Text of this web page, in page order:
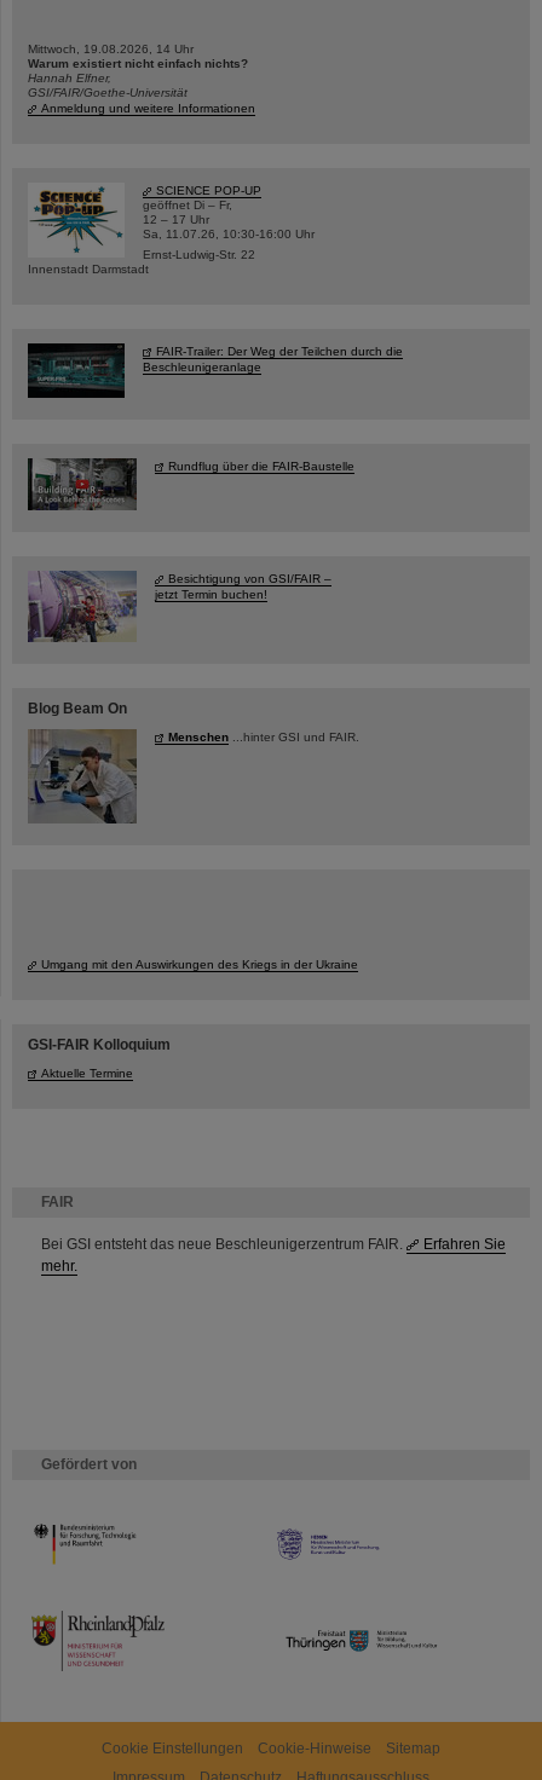
FAIR
Bei GSI entsteht das neue Beschleunigerzentrum FAIR.
Erfahren Sie
mehr.
Gefördert von
HMWK
TMWWDG
Mittwoch, 19.08.2026, 14 Uhr
Warum existiert nicht einfach nichts?
Hannah Elfner,
GSI/FAIR/Goethe-Universität
Anmeldung und weitere Informationen
SCIENCE POP-UP
geöffnet Di – Fr,
12 – 17 Uhr
Sa, 11.07.26, 10:30-16:00 Uhr
Ernst-Ludwig-Str. 22
Innenstadt Darmstadt
FAIR-Trailer: Der Weg der Teilchen durch die
Beschleunigeranlage
Rundflug über die FAIR-Baustelle
Besichtigung von GSI/FAIR –
jetzt Termin buchen!
Blog Beam On
Menschen ...hinter GSI und FAIR.
Umgang mit den Auswirkungen des Kriegs in der Ukraine
GSI-FAIR Kolloquium
Aktuelle Termine
Cookie Einstellungen Cookie-Hinweise
Sitemap